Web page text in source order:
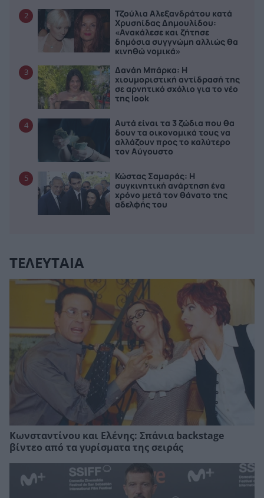
2
Τζούλια Αλεξανδράτου κατά
Χρυσηίδας Δημουλίδου:
«Ανακάλεσε και ζήτησε
δημόσια συγγνώμη αλλιώς θα
κινηθώ νομικά»
3
Δανάη Μπάρκα: Η
χιουμοριστική αντίδρασή της
σε αρνητικό σχόλιο για το νέο
της look
4
Αυτά είναι τα 3 ζώδια που θα
δουν τα οικονομικά τους να
αλλάζουν προς το καλύτερο
τον Αύγουστο
5
Κώστας Σαμαράς: Η
συγκινητική ανάρτηση ένα
χρόνο μετά τον θάνατο της
αδελφής του
ΤΕΛΕΥΤΑΙΑ
Κωνσταντίνου και Ελένης: Σπάνια backstage
βίντεο από τα γυρίσματα της σειράς